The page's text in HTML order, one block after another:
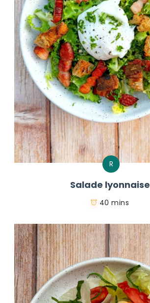
R
Salade lyonnaise
40 mins